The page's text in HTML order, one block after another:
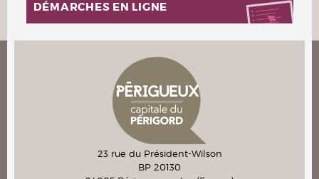
DÉMARCHES EN LIGNE
23 rue du Président-Wilson
BP 20130